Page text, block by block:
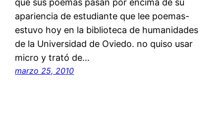
que sus poemas pasan por encima de su
apariencia de estudiante que lee poemas-
estuvo hoy en la biblioteca de humanidades
de la Universidad de Oviedo. no quiso usar
micro y trató de…
marzo 25, 2010